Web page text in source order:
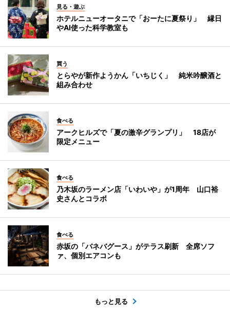
見る・遊ぶ
ホテルニューオータニで「おーたに夏祭り」 縁日
やAI使った科学教室も
買う
とらやが新作ようかん「いちじく」 純米吟醸酒と
組み合わせ
食べる
アークヒルズで「夏の激辛グランプリ」 18店が
限定メニュー
食べる
乃木坂のラーメン店「いわいや」が1周年 山口裕
史さんとコラボ
食べる
赤坂の「バネバグース」がテラス刷新 全席ソフ
ァ、個別エアコンも
もっと見る